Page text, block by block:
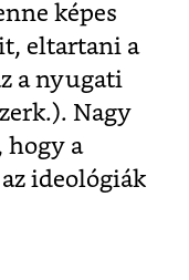
képes
eltartani a
a nyugati
Nagy
hogy a
ideológiák